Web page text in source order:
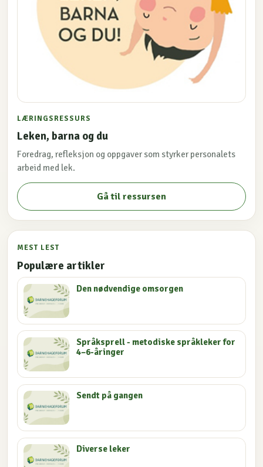
LÆRINGSRESSURS
Leken, barna og du
Foredrag, refleksjon og oppgaver som styrker personalets
arbeid med lek.
Gå til ressursen
MEST LEST
Populære artikler
Den nødvendige omsorgen
Språksprell - metodiske språkleker for
4–6-åringer
Sendt på gangen
Diverse leker